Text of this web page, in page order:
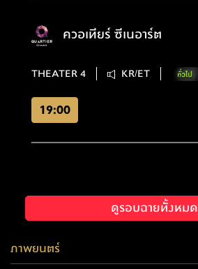
ควอเทียร์ ซีเนอาร์ต
THEATER 4 KR/ET
19:00
ดูรอบฉายทั้งหมด
ภาพยนตร์